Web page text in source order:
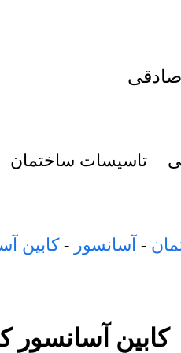
تاسیسات ساختمان
- آسانسور -کابین
کابین آسانسور کد 9